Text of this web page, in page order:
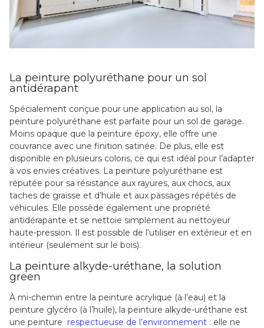
La peinture polyuréthane pour un sol
antidérapant
Spécialement conçue pour une application au sol, la
peinture polyuréthane est parfaite pour un sol de garage.
Moins opaque que la peinture époxy, elle offre une
couvrance avec une finition satinée. De plus, elle est
disponible en plusieurs coloris, ce qui est idéal pour l’adapter
à vos envies créatives. La peinture polyuréthane est
réputée pour sa résistance aux rayures, aux chocs, aux
taches de graisse et d’huile et aux passages répétés de
véhicules. Elle possède également une propriété
antidérapante et se nettoie simplement au nettoyeur
haute-pression. Il est possible de l’utiliser en extérieur et en
intérieur (seulement sur le bois).
La peinture alkyde-uréthane, la solution
green
À mi-chemin entre la peinture acrylique (à l’eau) et la
peinture glycéro (à l’huile), la peinture alkyde-uréthane est
une peinture respectueuse de l’environnement : elle ne